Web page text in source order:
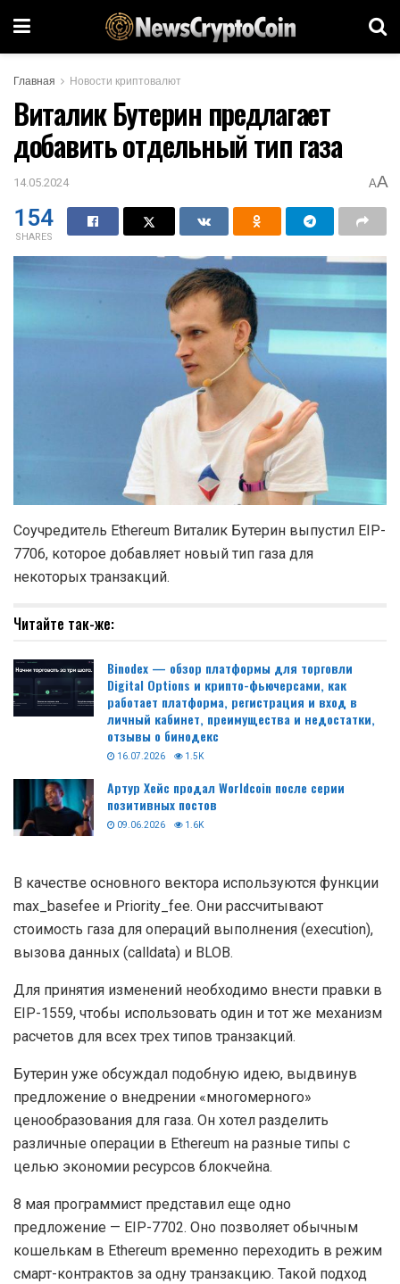
Главная Новости криптовалют
Виталик Бутерин предлагает
добавить отдельный тип газа
14.05.2024 AA
154
SHARES
Соучредитель Ethereum Виталик Бутерин выпустил EIP-
7706, которое добавляет новый тип газа для
некоторых транзакций.
Читайте так-же:
Binodex — обзор платформы для торговли
Digital Options и крипто-фьючерсами, как
работает платформа, регистрация и вход в
личный кабинет, преимущества и недостатки,
отзывы о бинодекс
16.07.2026 1.5K
Артур Хейс продал Worldcoin после серии
позитивных постов
09.06.2026 1.6K
В качестве основного вектора используются функции
max_basefee и Priority_fee. Они рассчитывают
стоимость газа для операций выполнения (execution),
вызова данных (calldata) и BLOB.
Для принятия изменений необходимо внести правки в
EIP-1559, чтобы использовать один и тот же механизм
расчетов для всех трех типов транзакций.
Бутерин уже обсуждал подобную идею, выдвинув
предложение о внедрении «многомерного»
ценообразования для газа. Он хотел разделить
различные операции в Ethereum на разные типы с
целью экономии ресурсов блокчейна.
8 мая программист представил еще одно
предложение — EIP-7702. Оно позволяет обычным
кошелькам в Ethereum временно переходить в режим
смарт-контрактов за одну транзакцию. Такой подход